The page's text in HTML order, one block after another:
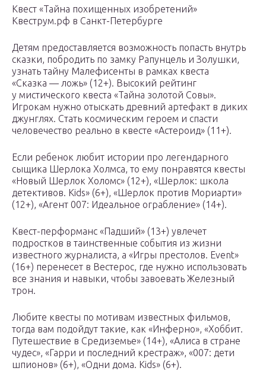
Квест «Тайна похищенных изобретений»
Квеструм.рф в Санкт-Петербурге
Детям предоставляется возможность попасть внутрь
сказки, побродить по замку Рапунцель и Золушки,
узнать тайну Малефисенты в рамках квеста
«Сказка — ложь» (12+). Высокий рейтинг
у мистического квеста «Тайна золотой Совы».
Игрокам нужно отыскать древний артефакт в диких
джунглях. Стать космическим героем и спасти
человечество реально в квесте «Астероид» (11+).
Если ребенок любит истории про легендарного
сыщика Шерлока Холмса, то ему понравятся квесты
«Новый Шерлок Холомс» (12+), «Шерлок: школа
детективов. Kids» (6+), «Шерлок против Мориарти»
(12+), «Агент 007: Идеальное ограбление» (14+).
Квест-перформанс «Падший» (13+) увлечет
подростков в таинственные события из жизни
известного журналиста, а «Игры престолов. Event»
(16+) перенесет в Вестерос, где нужно использовать
все знания и навыки, чтобы завоевать Железный
трон.
Любите квесты по мотивам известных фильмов,
тогда вам подойдут такие, как «Инферно», «Хоббит.
Путешествие в Средиземье» (14+), «Алиса в стране
чудес», «Гарри и последний крестраж», «007: дети
шпионов» (6+), «Одни дома. Kids» (6+).